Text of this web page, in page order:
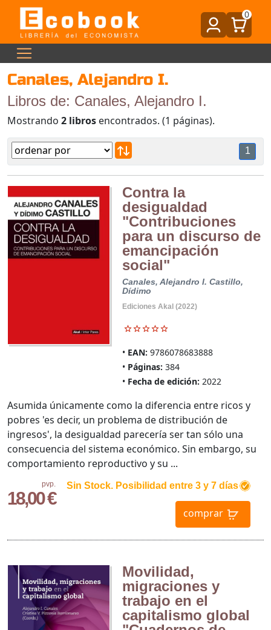
0
Canales, Alejandro I.
Libros de: Canales, Alejandro I.
Mostrando 2 libros encontrados. (1 páginas).
1
Contra la
desigualdad
"Contribuciones
para un discurso de
emancipación
social"
Canales, Alejandro I. Castillo,
Dídimo
Ediciones Akal (2022)
EAN: 9786078683888
Páginas: 384
Fecha de edición: 2022
pvp.
18,00 €
Sin Stock. Posibilidad entre 3 y 7 días
comprar
Asumida únicamente como la diferencia entre ricos y
pobres 'es decir, un problema de distribución de
ingresos', la desigualdad parecería ser tan sólo una
consecuencia del sistema económico. Sin embargo, su
comportamiento reproductivo y su ...
Movilidad,
migraciones y
trabajo en el
capitalismo global